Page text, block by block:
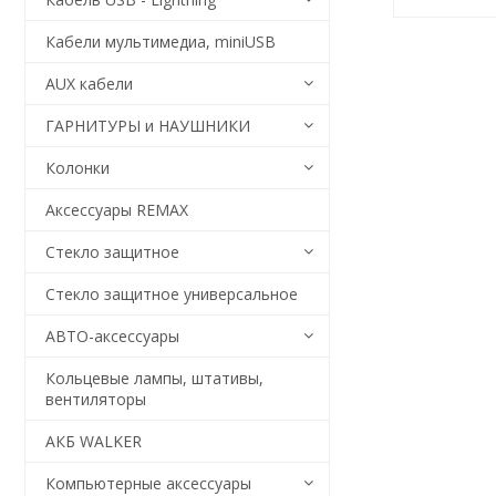
Кабели мультимедиа, miniUSB
AUX кабели
ГАРНИТУРЫ и НАУШНИКИ
Колонки
Аксессуары REMAX
Стекло защитное
Стекло защитное универсальное
АВТО-аксессуары
Кольцевые лампы, штативы,
вентиляторы
АКБ WALKER
Компьютерные аксессуары